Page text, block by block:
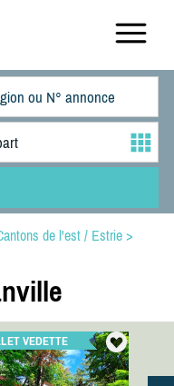
de l'est / Estrie>
VEDETTE